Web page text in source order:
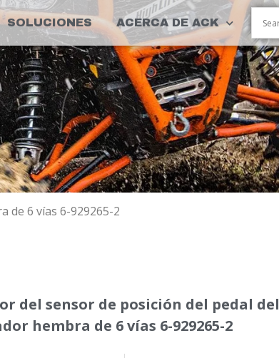
SOLUCIONES ACERCA DE ACK
de 6 vías 6-929265-2
del sensor de posición del pedal del
hembra de 6 vías 6-929265-2